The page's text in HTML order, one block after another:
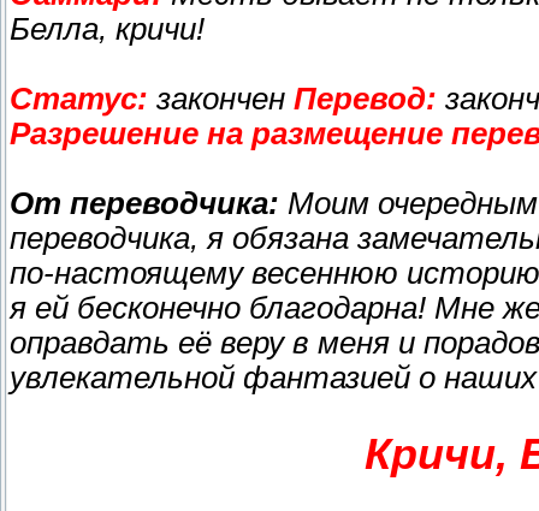
Белла, кричи!
Статус: закончен Перевод:
Разрешение на размещение
От переводчика: Моим
переводчика, я обязана
по-настоящему весеннюю историю
я ей бесконечно благодарна! Мне
оправдать её веру в меня и
увлекательной фантазией о
Кричи,